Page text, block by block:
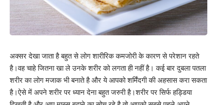
अक्सर देखा जाता है बहुत से लोग शारीरिक कमजोरी के कारण से परेशान रहते
है।वह चाहे जितना खा ले उनके शरीर को लगता ही नहीं है। कई बार दुबला पतला
शरीर का लोग मजाक भी बनाते है और ये आपको शर्मिंदगी की अहसास करा सकता
है।ऐसे में अपने शरीर पर ध्यान देना बहुत जरुरी है।शरीर पर सिर्फ हड्डिया